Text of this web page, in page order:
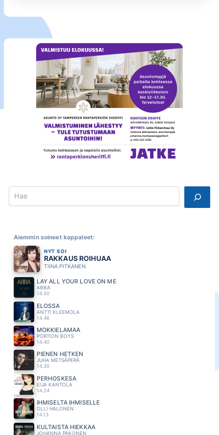
Search
Aiemmin soineet kappaleet:
NYT SOI
RAKKAUS ROIHUAA
TIINA PITKANEN
LAY ALL YOUR LOVE ON ME
ABBA
14.50
ELOSSA
ANTTI KLEEMOLA
14.46
MÖKKIELÄMÄÄ
PORTION BOYS
14.40
PIENEN HETKEN
JUHA METSÄPERÄ
14.30
PERHOSKESA
EIJA KANTOLA
14.24
IHMISELTÄ IHMISELLE
OLLI HALONEN
14.13
KULTAISTA HIEKKAA
JOHANNA PAKONEN